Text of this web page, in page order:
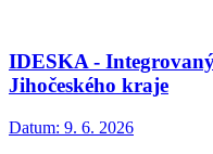
IDESKA -
Jihočeského kraje
Datum: 9. 6. 2026